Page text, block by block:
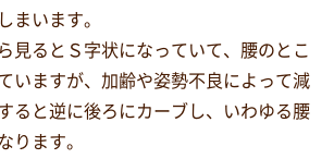
まいます。
見るとＳ字状になっていて、腰のとこ
いますが、加齢や姿勢不良によって減
ると逆に後ろにカーブし、いわゆる腰
ります。